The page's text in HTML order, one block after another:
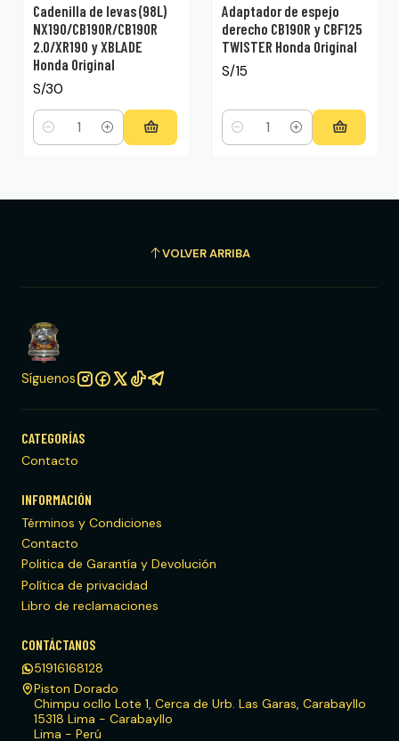
Cadenilla de levas (98L)
NX190/CB190R/CB190R
2.0/XR190 y XBLADE
Honda Original
S/30
Cantidad
Adaptador de espejo
derecho CB190R y CBF125
TWISTER Honda Original
S/15
Cantidad
VOLVER ARRIBA
Síguenos
CATEGORÍAS
Contacto
INFORMACIÓN
Términos y Condiciones
Contacto
Politica de Garantía y Devolución
Política de privacidad
Libro de reclamaciones
CONTÁCTANOS
51916168128
Piston Dorado
Chimpu ocllo Lote 1, Cerca de Urb. Las Garas, Carabayllo
15318 Lima - Carabayllo
Lima - Perú